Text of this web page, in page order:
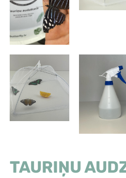
TAURIŅU